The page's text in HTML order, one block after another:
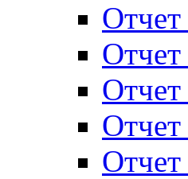
Отчет
Отчет
Отчет
Отчет
Отчет